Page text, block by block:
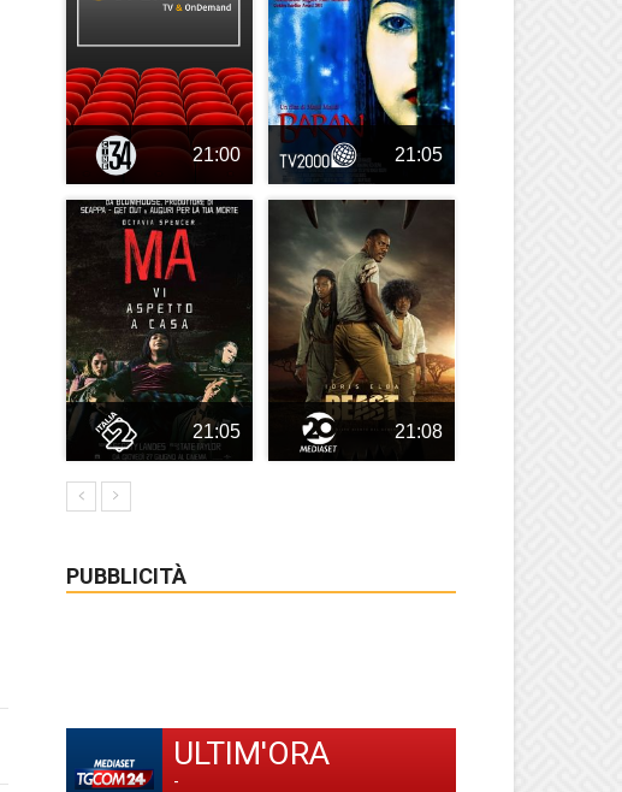
21:00 21:05
21:05 21:08
PUBBLICITÀ
ULTIM'ORA
-